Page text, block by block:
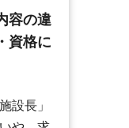
容の違
資格に
設長」